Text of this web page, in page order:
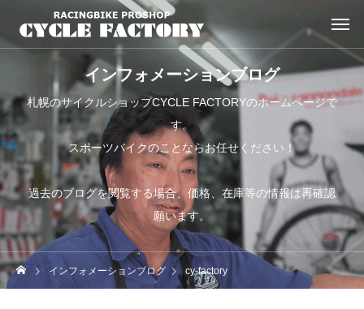
インフォメーションブログ
札幌のサイクルショップCYCLE FACTORYのホームページで
す。
スポーツバイクのことならお任せください！
過去のブログを閲覧する場合、価格、在庫等の情報は再確認
願います。
インフォメーションブログ cy-factory